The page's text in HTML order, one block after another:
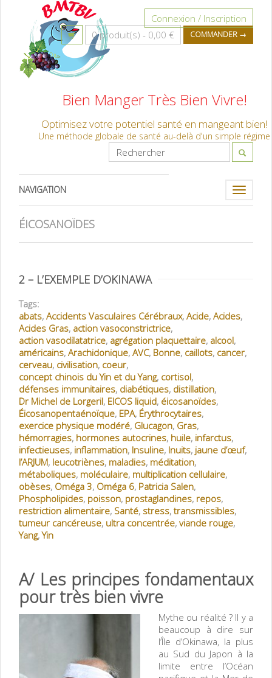
Bien Manger Très Bien Vivre!
Optimisez votre potentiel santé en mangeant bien!
Une méthode globale de santé au-delà d'un simple régime
0 produit(s) - 0,00 € COMMANDER →
Connexion / Inscription
Toggle
NAVIGATION
ÉICOSANOÏDES
2 – L’EXEMPLE D’OKINAWA
Tags:
abats, Accidents Vasculaires Cérébraux, Acide, Acides,
Acides Gras, action vasoconstrictrice,
action vasodilatatrice, agrégation plaquettaire, alcool,
américains, Arachidonique, AVC, Bonne, caillots, cancer,
cerveau, civilisation, coeur,
concept chinois du Yin et du Yang, cortisol,
défenses immunitaires, diabétiques, distillation,
Dr Michel de Lorgeril, EICOS liquid, éicosanoïdes,
Éicosanopentaénoïque, EPA, Érythrocytaires,
exercice physique modéré, Glucagon, Gras,
hémorragies, hormones autocrines, huile, infarctus,
infectieuses, inflammation, Insuline, Inuits, jaune d’œuf,
l’ARJUM, leucotriènes, maladies, méditation,
métaboliques, moléculaire, multiplication cellulaire,
obèses, Oméga 3, Oméga 6, Patricia Salen,
Phospholipides, poisson, prostaglandines, repos,
restriction alimentaire, Santé, stress, transmissibles,
tumeur cancéreuse, ultra concentrée, viande rouge,
Yang,Yin
A/ Les principes fondamentaux
pour très bien vivre
Mythe ou réalité ? Il y a
beaucoup à dire sur
l’Île d’Okinawa, la plus
au Sud du Japon à la
limite entre l’Océan